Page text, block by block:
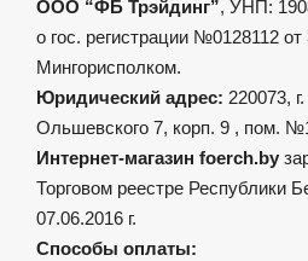
ООО “ФБ Трэйдинг”, УНП:
о гос. регистрации №0128112 от
Мингорисполком.
Юридический адрес: 220073,
Ольшевского 7, корп. 9 , пом.
Интернет-магазин foerch.by
Торговом реестре Республики
07.06.2016 г.
Способы оплаты: